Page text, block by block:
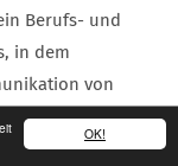
OK!
Berufs- und
in dem
von
und interaktives
eine